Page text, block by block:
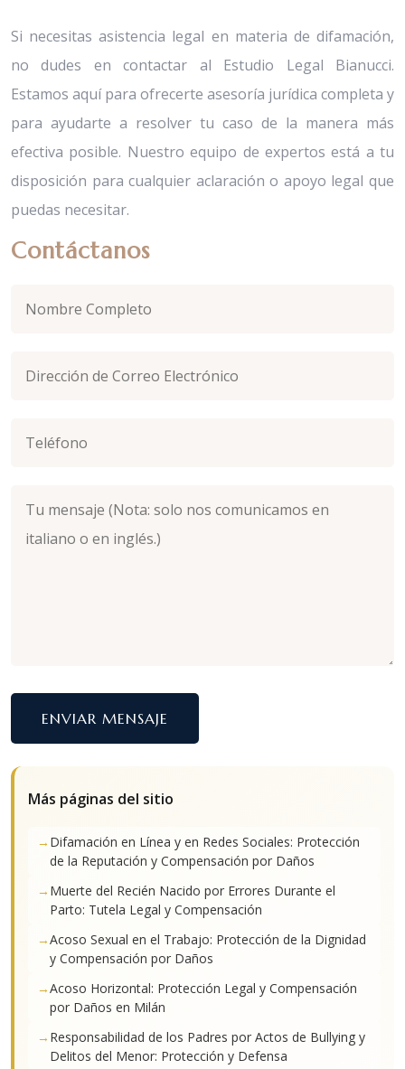
Si necesitas asistencia legal en materia de difamación,
no dudes en contactar al Estudio Legal Bianucci.
Estamos aquí para ofrecerte asesoría jurídica completa y
para ayudarte a resolver tu caso de la manera más
efectiva posible. Nuestro equipo de expertos está a tu
disposición para cualquier aclaración o apoyo legal que
puedas necesitar.
Contáctanos
ENVIAR MENSAJE
Más páginas del sitio
Difamación en Línea y en Redes Sociales: Protección
de la Reputación y Compensación por Daños
Muerte del Recién Nacido por Errores Durante el
Parto: Tutela Legal y Compensación
Acoso Sexual en el Trabajo: Protección de la Dignidad
y Compensación por Daños
Acoso Horizontal: Protección Legal y Compensación
por Daños en Milán
Responsabilidad de los Padres por Actos de Bullying y
Delitos del Menor: Protección y Defensa